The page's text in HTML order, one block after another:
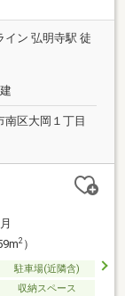
イン 弘明寺駅 徒
南区大岡１丁目
2）
駐車場(近隣含)
収納スペース